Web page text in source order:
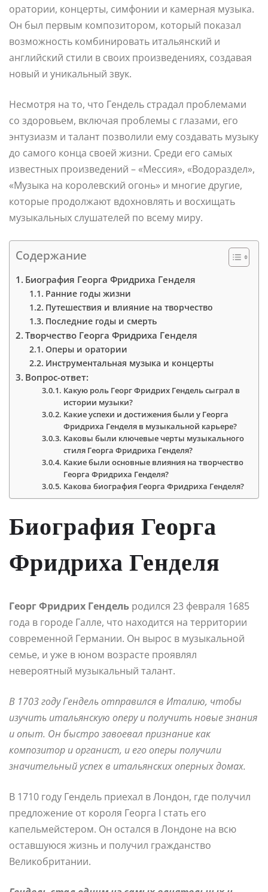
оратории, концерты, симфонии и камерная музыка.
Он был первым композитором, который показал
возможность комбинировать итальянский и
английский стили в своих произведениях, создавая
новый и уникальный звук.
Несмотря на то, что Гендель страдал проблемами
со здоровьем, включая проблемы с глазами, его
энтузиазм и талант позволили ему создавать музыку
до самого конца своей жизни. Среди его самых
известных произведений – «Мессия», «Водораздел»,
«Музыка на королевский огонь» и многие другие,
которые продолжают вдохновлять и восхищать
музыкальных слушателей по всему миру.
Содержание
Биография Георга Фридриха Генделя
Ранние годы жизни
Путешествия и влияние на творчество
Последние годы и смерть
Творчество Георга Фридриха Генделя
Оперы и оратории
Инструментальная музыка и концерты
Вопрос-ответ:
Какую роль Георг Фридрих Гендель сыграл в
истории музыки?
Какие успехи и достижения были у Георга
Фридриха Генделя в музыкальной карьере?
Каковы были ключевые черты музыкального
стиля Георга Фридриха Генделя?
Какие были основные влияния на творчество
Георга Фридриха Генделя?
Какова биография Георга Фридриха Генделя?
Биография Георга
Фридриха Генделя
Георг Фридрих Гендель родился 23 февраля 1685
года в городе Галле, что находится на территории
современной Германии. Он вырос в музыкальной
семье, и уже в юном возрасте проявлял
невероятный музыкальный талант.
В 1703 году Гендель отправился в Италию, чтобы
изучить итальянскую оперу и получить новые знания
и опыт. Он быстро завоевал признание как
композитор и органист, и его оперы получили
значительный успех в итальянских оперных домах.
В 1710 году Гендель приехал в Лондон, где получил
предложение от короля Георга I стать его
капельмейстером. Он остался в Лондоне на всю
оставшуюся жизнь и получил гражданство
Великобритании.